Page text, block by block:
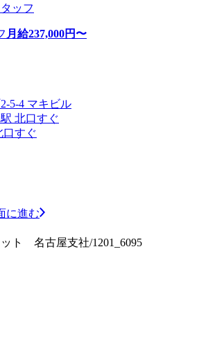
ッフ
月給237,000円〜
5-4 マキビル
北口すぐ
口すぐ
に進む
ト 名古屋支社/1201_6095